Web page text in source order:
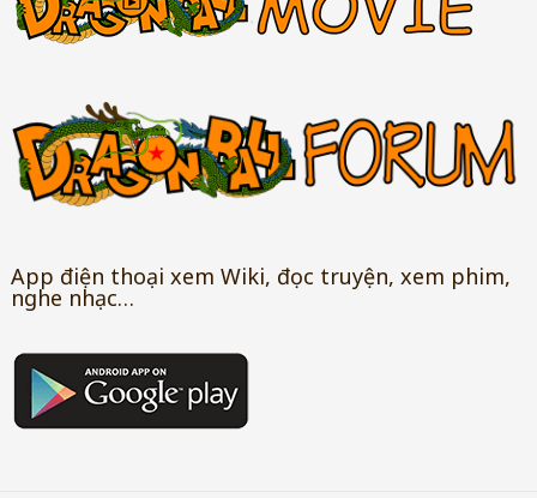
App điện thoại xem Wiki, đọc truyện, xem phim,
nghe nhạc…